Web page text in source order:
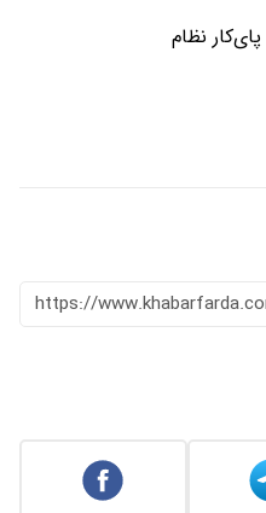
نظام
https://